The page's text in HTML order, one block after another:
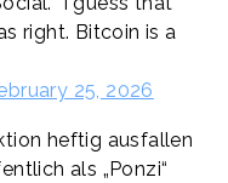
right. Bitcoin is a
25, 2026
heftig ausfallen
als „Ponzi“